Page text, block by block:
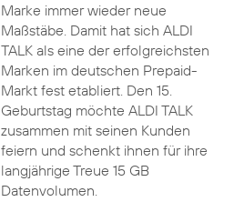
Marke immer wieder neue
Maßstäbe. Damit hat sich ALDI
TALK als eine der erfolgreichsten
Marken im deutschen Prepaid-
Markt fest etabliert. Den 15.
Geburtstag möchte ALDI TALK
zusammen mit seinen Kunden
feiern und schenkt ihnen für ihre
langjährige Treue 15 GB
Datenvolumen.